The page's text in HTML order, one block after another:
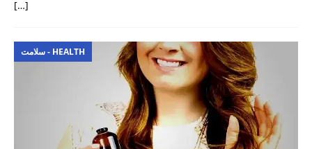
[…]
سلامت - HEALTH